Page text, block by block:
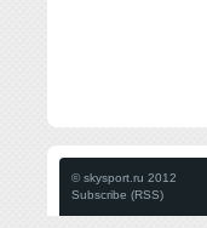
© skysport.ru 2012
Subscribe (RSS)